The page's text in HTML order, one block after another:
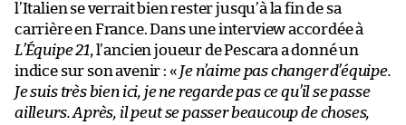
l’Italien se verrait bien rester jusqu’à la fin de sa
carrière en France. Dans une interview accordée à
L’Équipe 21, l’ancien joueur de Pescara a donné un
indice sur son avenir : « Je n’aime pas changer d’équipe.
Je suis très bien ici, je ne regarde pas ce qu’il se passe
ailleurs. Après, il peut se passer beaucoup de choses,